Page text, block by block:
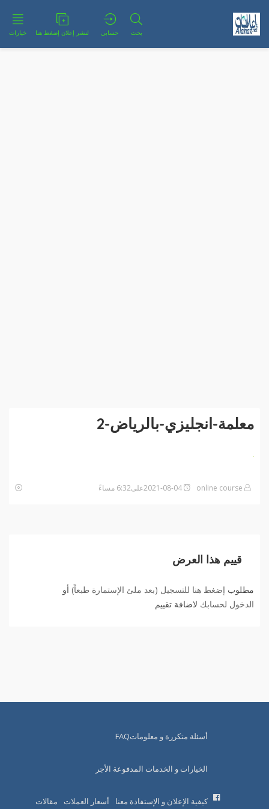
بحث حسابي لنشر إعلان إضغط هنا خيارات
معلمة-انجليزي-بالرياض-2
قييم هذا العرض
مطلوب إضغط هنا للتسجيل (بعد ملئ الإستمارة طبعاً) أو
الدخول لحسابك لاضافة تقييم
أسئلة متكررة و معلوماتFAQ
الخيارات و الخدمات المدفوعة الأجر
كيفية الإعلان و الإستفادة معنا أسعار العملات مقالات